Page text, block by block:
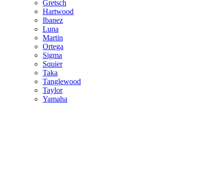
Gretsch
Hartwood
Ibanez
Luna
Martin
Ortega
Sigma
Squier
Taka
Tanglewood
Taylor
Yamaha